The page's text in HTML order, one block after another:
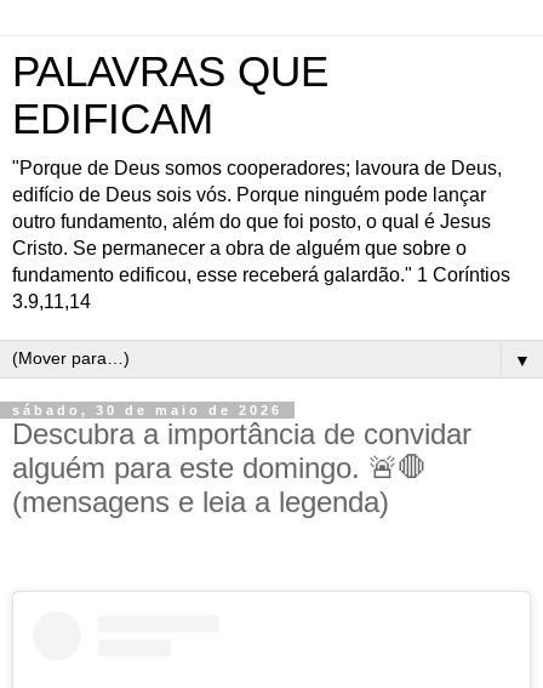
PALAVRAS QUE
EDIFICAM
"Porque de Deus somos cooperadores; lavoura de Deus,
edifício de Deus sois vós. Porque ninguém pode lançar
outro fundamento, além do que foi posto, o qual é Jesus
Cristo. Se permanecer a obra de alguém que sobre o
fundamento edificou, esse receberá galardão." 1 Coríntios
3.9,11,14
▼
sábado, 30 de maio de 2026
Descubra a importância de convidar
alguém para este domingo. 🚨🛑
(mensagens e leia a legenda)